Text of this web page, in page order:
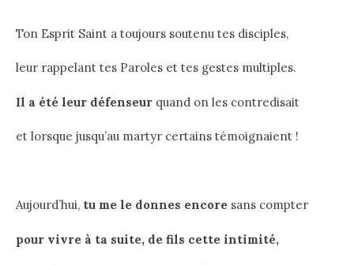
Ton Esprit Saint a toujours soutenu tes disciples,
leur rappelant tes Paroles et tes gestes multiples.
Il a été leur défenseur quand on les contredisait
et lorsque jusqu’au martyr certains témoignaient !
Aujourd’hui, tu me le donnes encore sans compter
pour vivre à ta suite, de fils cette intimité,